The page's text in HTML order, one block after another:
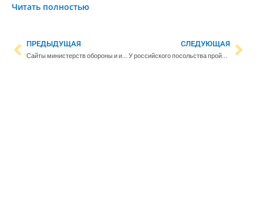
Читать полностью
ПРЕДЫДУЩАЯ
Сайты министерств обороны и иностранных дел Финляндии подверглись кибератаке
СЛЕДУЮЩАЯ
У российского посольства пройдет акция памяти убитых в Буче мирных жителей